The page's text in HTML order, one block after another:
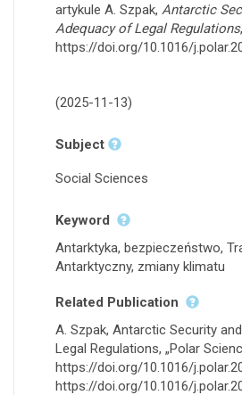
artykule A. Szpak, Antarctic
Adequacy of Legal Regulations
https://doi.org/10.1016/
(2025-11-13)
Subject
Social Sciences
Keyword
Antarktyka, bezpieczeństwo,
Antarktyczny, zmiany klimatu
Related Publication
A. Szpak, Antarctic Security
Legal Regulations, „Polar
https://doi.org/10.1016/
https://doi.org/10.1016/